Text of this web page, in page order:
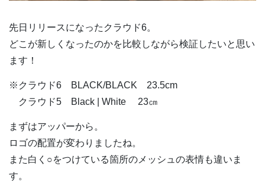
先日リリースになったクラウド6。
どこが新しくなったのかを比較しながら検証したいと思い
ます！
※クラウド6 BLACK/BLACK 23.5cm
クラウド5 Black | White 23㎝
まずはアッパーから。
ロゴの配置が変わりましたね。
また白く○をつけている箇所のメッシュの表情も違いま
す。